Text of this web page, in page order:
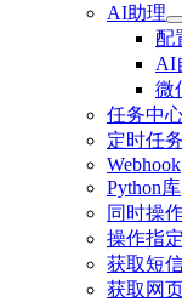
AI助理
配
AI
微
任务中
定时任务
Webhook
Python库
同时操
操作指
获取短
获取网